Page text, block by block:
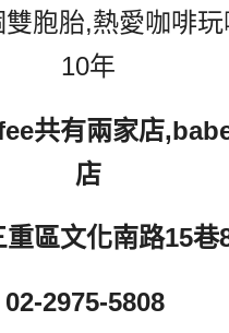
胞胎,熱愛咖啡
10年
共有兩家店
店
區文化南路15巷
02-2975-5808